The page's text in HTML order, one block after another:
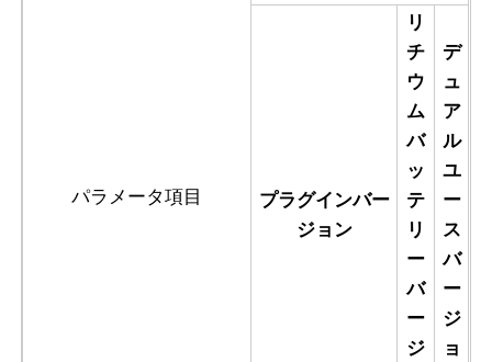
エネルギー貯蔵防音壁
パラメータ項目
プラグインバー
ジョン
リ
チ
ウ
ム
バ
ッ
テ
リ
ー
バ
ー
ジ
デ
ュ
ア
ル
ユ
ー
ス
バ
ー
ジ
ョ